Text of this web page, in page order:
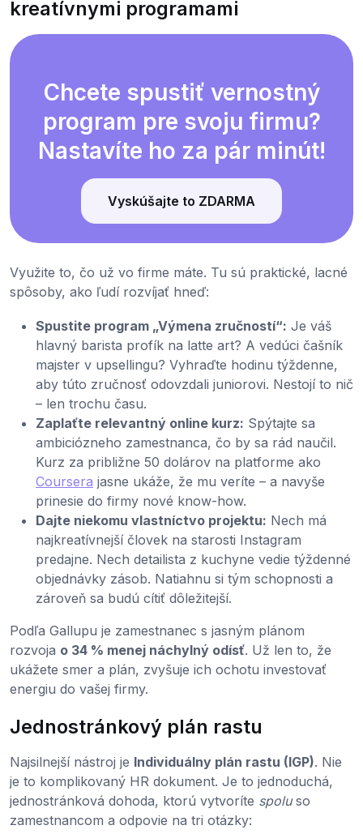
kreatívnymi programami
Chcete spustiť vernostný
program pre svoju firmu?
Nastavíte ho za pár minút!
Vyskúšajte to ZDARMA
Využite to, čo už vo firme máte. Tu sú praktické, lacné
spôsoby, ako ľudí rozvíjať hneď:
Spustite program „Výmena zručností“: Je váš
hlavný barista profík na latte art? A vedúci čašník
majster v upsellingu? Vyhraďte hodinu týždenne,
aby túto zručnosť odovzdali juniorovi. Nestojí to nič
– len trochu času.
Zaplaťte relevantný online kurz: Spýtajte sa
ambiciózneho zamestnanca, čo by sa rád naučil.
Kurz za približne 50 dolárov na platforme ako
Coursera jasne ukáže, že mu veríte – a navyše
prinesie do firmy nové know-how.
Dajte niekomu vlastníctvo projektu: Nech má
najkreatívnejší človek na starosti Instagram
predajne. Nech detailista z kuchyne vedie týždenné
objednávky zásob. Natiahnu si tým schopnosti a
zároveň sa budú cítiť dôležitejší.
Podľa Gallupu je zamestnanec s jasným plánom
rozvoja o 34 % menej náchylný odísť. Už len to, že
ukážete smer a plán, zvyšuje ich ochotu investovať
energiu do vašej firmy.
Jednostránkový plán rastu
Najsilnejší nástroj je Individuálny plán rastu (IGP). Nie
je to komplikovaný HR dokument. Je to jednoduchá,
jednostránková dohoda, ktorú vytvoríte spoluso
zamestnancom a odpovie na tri otázky: